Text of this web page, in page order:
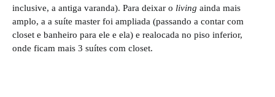
inclusive, a antiga varanda). Para deixar o living ainda mais
amplo, a a suíte master foi ampliada (passando a contar com
closet e banheiro para ele e ela) e realocada no piso inferior,
onde ficam mais 3 suítes com closet.